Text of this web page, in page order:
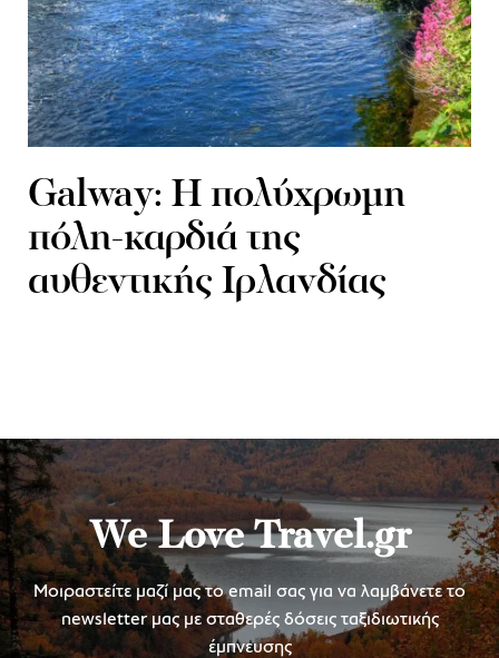
Galway: Η πολύχρωμη
πόλη-καρδιά της
αυθεντικής Ιρλανδίας
We Love Travel.gr
Μοιραστείτε μαζί μας το email σας για να λαμβάνετε το
newsletter μας με σταθερές δόσεις ταξιδιωτικής
έμπνευσης